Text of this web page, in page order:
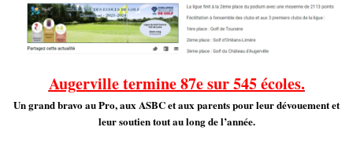
Augerville termine 87e sur 545 écoles.
Un grand bravo au Pro, aux ASBC et aux parents pour leur dévouement et
leur soutien tout au long de l’année.